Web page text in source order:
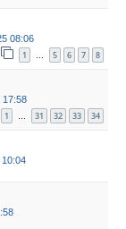
08:06
1 … 5 6 7 8
17:58
1 … 31 32 33 34
10:04